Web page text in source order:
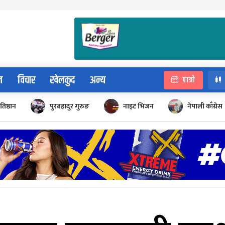
विचार खेलकुद अन्य पात्रो
पुरबहादुर गुरुङ नाइट भिजन नेपाली काँग्रेस